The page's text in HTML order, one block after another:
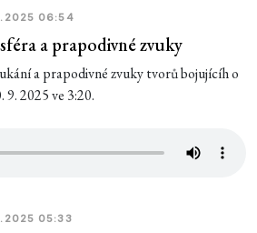
06:54
a prapodivné zvuky
a prapodivné zvuky tvorů bojujícíh o
9. 2025 ve 3:20.
05:33